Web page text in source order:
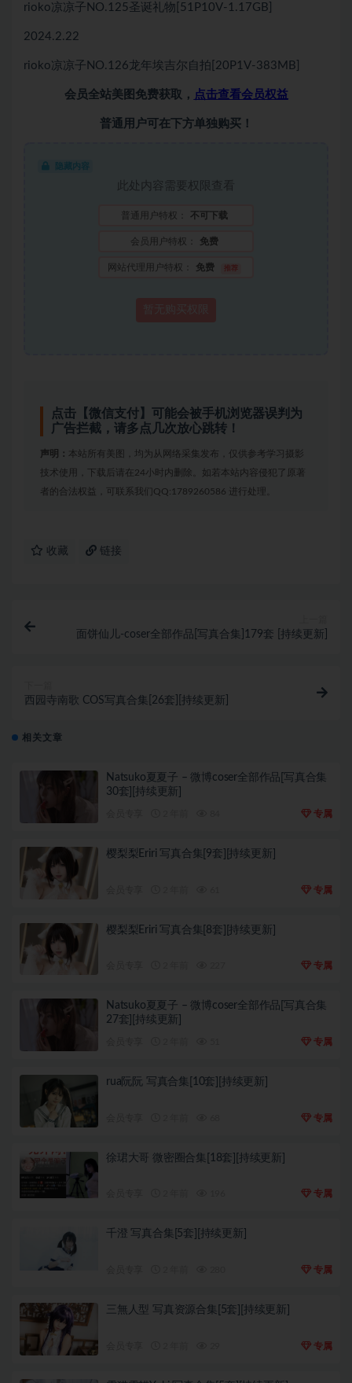
rioko凉凉子NO.125圣诞礼物[51P10V-1.17GB]
2024.2.22
rioko凉凉子NO.126龙年埃吉尔自拍[20P1V-383MB]
会员全站美图免费获取， 点击查看会员权益
普通用户可在下方单独购买！
隐藏内容
此处内容需要权限查看
普通用户特权： 不可下载
会员用户特权： 免费
网站代理用户特权： 免费 推荐
点击【微信支付】可能会被手机浏览器误判为
广告拦截，请多点几次放心跳转！
声明： 本站所有美图，均为从网络采集发布，仅供参考学习摄影
技术使用，下载后请在24小时内删除。如若本站内容侵犯了原著
者的合法权益，可联系我们QQ:1789260586 进行处理。
收藏 链接
面饼仙儿-coser全部作品[写真合集]179套 [持续更新]
西园寺南歌 COS写真合集[26套][持续更新]
相关文章
Natsuko夏夏子 – 微博coser全部作品[写真合集
30套][持续更新]
专属
樱梨梨Eriri 写真合集[9套][持续更新]
专属
樱梨梨Eriri 写真合集[8套][持续更新]
专属
Natsuko夏夏子 – 微博coser全部作品[写真合集
27套][持续更新]
专属
rua阮阮 写真合集[10套][持续更新]
专属
徐珺大哥 微密圈合集[18套][持续更新]
专属
千澄 写真合集[5套][持续更新]
专属
三無人型 写真资源合集[5套][持续更新]
专属